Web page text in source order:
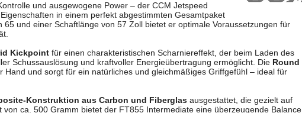
und ausgewogene Power – der CCM Jetspeed
in einem perfekt abgestimmten Gesamtpaket
65 und einer Schaftlänge von 57 Zoll bietet er optimale Voraussetzungen für
Kickpoint für einen charakteristischen Scharniereffekt, der beim Laden des
Schussauslösung und kraftvoller Energieübertragung ermöglicht. Die Round
Hand und sorgt für ein natürliches und gleichmäßiges Griffgefühl – ideal für
Konstruktion aus Carbon und Fiberglas ausgestattet, die gezielt auf
ca. 500 Gramm bietet der FT855 Intermediate eine überzeugende Balance